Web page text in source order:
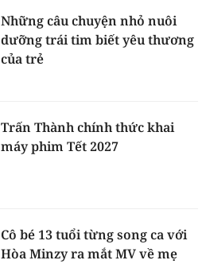
Những câu chuyện nhỏ nuôi
dưỡng trái tim biết yêu thương
của trẻ
Trấn Thành chính thức khai
máy phim Tết 2027
Cô bé 13 tuổi từng song ca với
Hòa Minzy ra mắt MV về mẹ